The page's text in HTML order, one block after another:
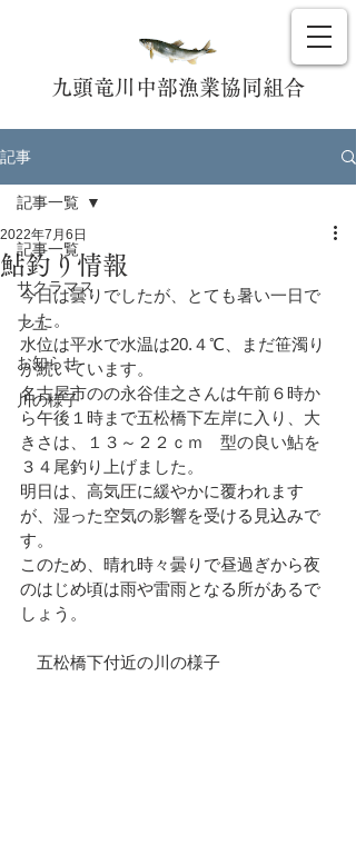
九頭竜川中部漁業協同組合
記事
記事一覧
サクラマス
アユ
お知らせ
川の様子
記事一覧
鮎釣り情報
2022年7月6日
今日は曇りでしたが、とても暑い一日で
した。
水位は平水で水温は20.４℃、まだ笹濁り
が続いています。
名古屋市のの永谷佳之さんは午前６時か
ら午後１時まで五松橋下左岸に入り、大
きさは、１３～２２ｃｍ　型の良い鮎を
３４尾釣り上げました。
明日は、高気圧に緩やかに覆われます
が、湿った空気の影響を受ける見込みで
す。
このため、晴れ時々曇りで昼過ぎから夜
のはじめ頃は雨や雷雨となる所があるで
しょう。
五松橋下付近の川の様子